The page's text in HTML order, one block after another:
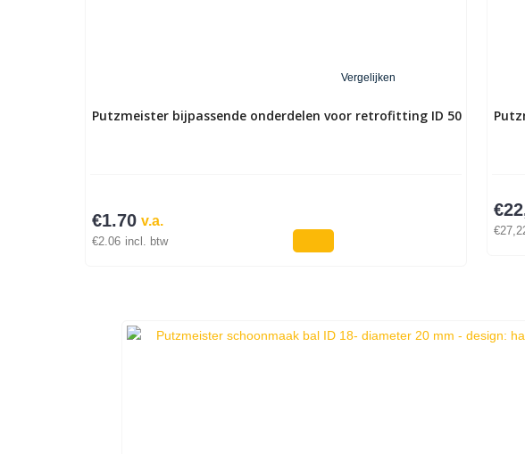
Vergelijken
Putzmeister bijpassende onderdelen voor retrofitting ID 50
v.a.
€1.70
€2.06 incl. btw
€
€